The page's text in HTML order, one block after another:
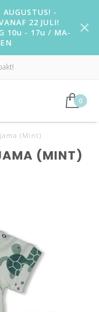
-
22 JULI!
10u - 17u / MA-
0
(Mint)
(MINT)